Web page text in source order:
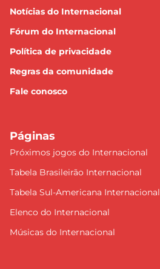
Notícias do Internacional
Fórum do Internacional
Política de privacidade
Regras da comunidade
Fale conosco
Páginas
Próximos jogos do Internacional
Tabela Brasileirão Internacional
Tabela Sul-Americana Internacional
Elenco do Internacional
Músicas do Internacional